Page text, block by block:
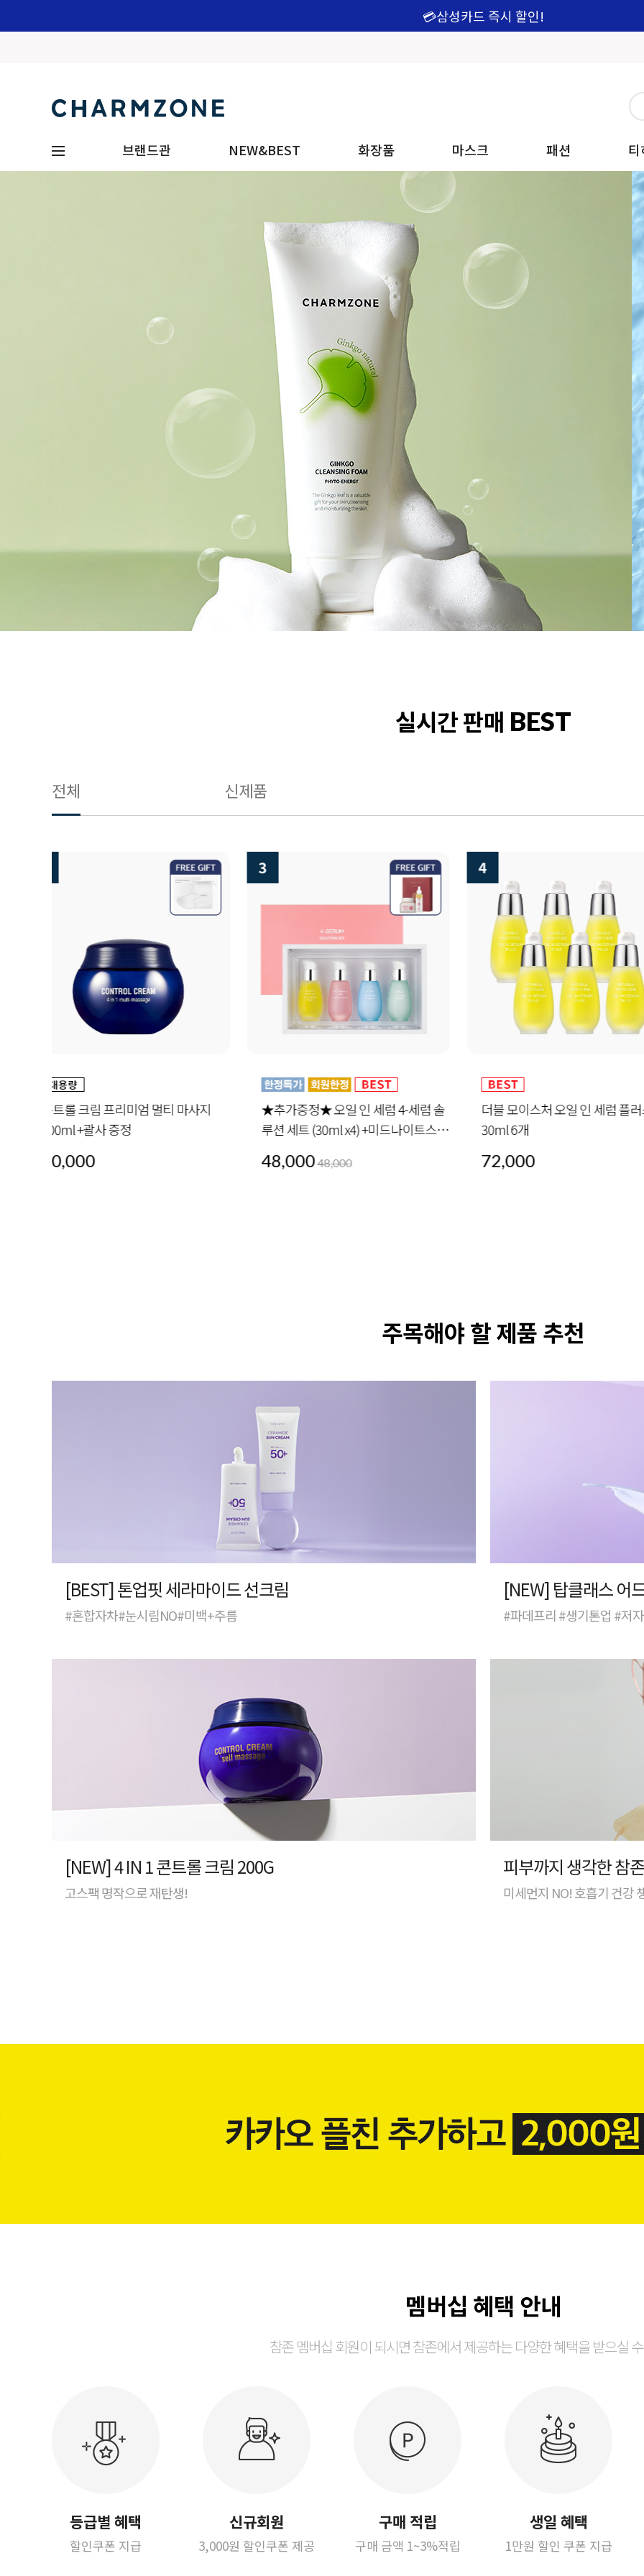
💳삼성카드 즉시 할인!
브랜드관 NEW&BEST 화장품 마스크 패션
백탁 NO! 자극 NO!
알바트로스 레포츠 선
실시간 판매 BEST
전체 신제품
★추가증정★ 오일 인 세럼 4-세럼 솔
루션 세트 (30ml x4) +미드나이트스페
48,000
더블 모이스처 오일 인 세럼 플러스
30ml 6개
72,000
안티 링클 핑크 오일 인 세
72,000
주목해야 할 제품 추천
[BEST] 톤업핏 세라마이드 선크림
#혼합자차#눈시림NO#미백+주름
[NEW] 탑클래스 어
#파데프리 #생기톤업 #저
[NEW] 4 IN 1 콘트롤 크림 200G
고스팩 명작으로 재탄생!
피부까지 생각한 참
미세먼지 NO! 호흡기 건강
멤버십 혜택 안내
참존 멤버십 회원이 되시면 참존에서 제공하는 다양한 혜택을 받으실
등급별 혜택
할인쿠폰 지급
신규회원
3,000원 할인쿠폰 제공
구매 적립
구매 금액 1~3%적립
생일 혜택
1만원 할인 쿠폰 지급